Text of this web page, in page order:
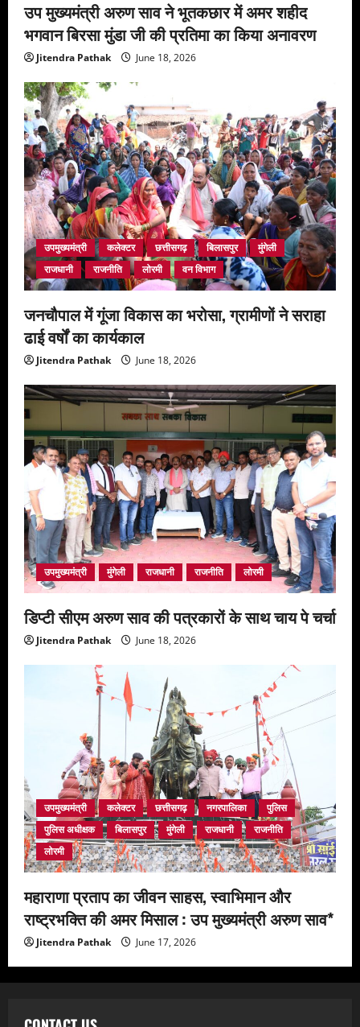
उप मुख्यमंत्री अरुण साव ने भूतकछार में अमर शहीद
भगवान बिरसा मुंडा जी की प्रतिमा का किया अनावरण
Jitendra Pathak June 18, 2026
उपमुख्यमंत्री कलेक्टर छत्तीसगढ़ बिलासपुर
मुंगेली
राजधानी
राजनीति लोरमी वन विभाग
जनचौपाल में गूंजा विकास का भरोसा, ग्रामीणों ने सराहा
ढाई वर्षों का कार्यकाल
Jitendra Pathak June 18, 2026
उपमुख्यमंत्री मुंगेली राजधानी राजनीति लोरमी
डिप्टी सीएम अरुण साव की पत्रकारों के साथ चाय पे चर्चा
Jitendra Pathak June 18, 2026
उपमुख्यमंत्री कलेक्टर छत्तीसगढ़ नगरपालिका
पुलिस
पुलिस अधीक्षक
बिलासपुर मुंगेली राजधानी
राजनीति
लोरमी
महाराणा प्रताप का जीवन साहस, स्वाभिमान और
राष्ट्रभक्ति की अमर मिसाल : उप मुख्यमंत्री अरुण साव*
Jitendra Pathak June 17, 2026